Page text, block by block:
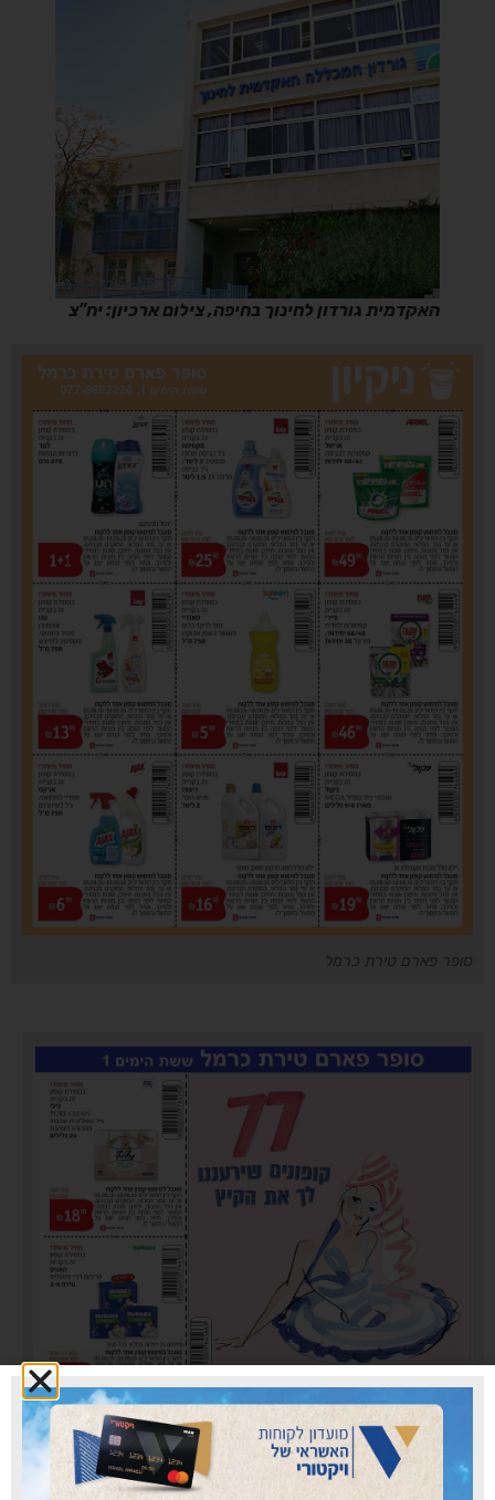
האקדמית גורדון לחינוך בחיפה, צילום ארכיון: יח"צ
סופר פארם טירת כרמל